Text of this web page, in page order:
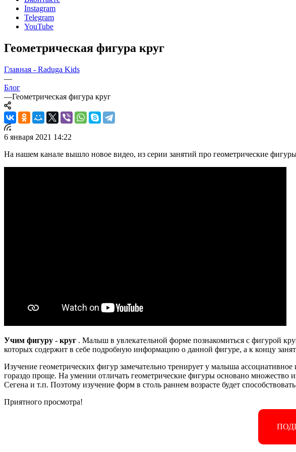
Instagram
Telegram
YouTube
Геометрическая фигура круг
Главная - Raduga Kids
—
Блог
—Геометрическая фигура круг
6 января 2021 14:22
На нашем канале вышло новое видео, из серии занятий про геометрические
Учим фигуру - круг . Малыш в увлекательной форме познакомиться с фигурой
которых содержит в себе подробную информацию о данной фигуре, а к концу
Изучение геометрических фигур замечательно тренирует у малыша
гораздо проще. На умении отличать геометрические фигуры основано
Сегена и т.п. Поэтому изучение форм в столь раннем возрасте будет
Приятного просмотра!